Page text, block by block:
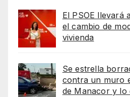
El PSOE llevará
el cambio de
vivienda
Se estrella
contra un muro
de Manacor y lo